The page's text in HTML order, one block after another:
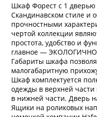
Шкаф Форест с 1
Скандинавском стиле и
прочностными
чертой коллекции
простота, удобство и
главное —
Габариты шкафа
малогабаритную
Шкаф комплектуется
одежды в верхней
в нижней части. Дверь
Ящики на роликовых